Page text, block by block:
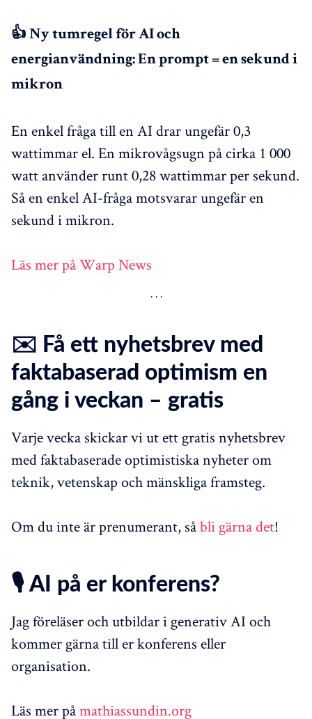
👍 Ny tumregel för AI och
energianvändning: En prompt = en sekund i
mikron
En enkel fråga till en AI drar ungefär 0,3
wattimmar el. En mikrovågsugn på cirka 1 000
watt använder runt 0,28 wattimmar per sekund.
Så en enkel AI-fråga motsvarar ungefär en
sekund i mikron.
Läs mer på Warp News
✉️ Få ett nyhetsbrev med
faktabaserad optimism en
gång i veckan – gratis
Varje vecka skickar vi ut ett gratis nyhetsbrev
med faktabaserade optimistiska nyheter om
teknik, vetenskap och mänskliga framsteg.
Om du inte är prenumerant, såbli gärna det!
🎙️ AI på er konferens?
Jag föreläser och utbildar i generativ AI och
kommer gärna till er konferens eller
organisation.
Läs mer påmathiassundin.org